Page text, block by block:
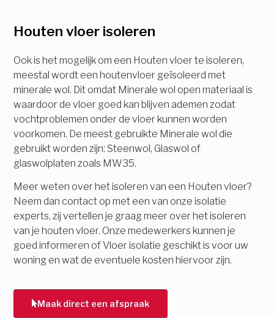
Houten vloer isoleren
Ook is het mogelijk om een Houten vloer te isoleren,
meestal wordt een houtenvloer geïsoleerd met
minerale wol. Dit omdat Minerale wol open materiaal is
waardoor de vloer goed kan blijven ademen zodat
vochtproblemen onder de vloer kunnen worden
voorkomen. De meest gebruikte Minerale wol die
gebruikt worden zijn: Steenwol, Glaswol of
glaswolplaten zoals MW35.
Meer weten over het isoleren van een Houten vloer?
Neem dan contact op met een van onze isolatie
experts, zij vertellen je graag meer over het isoleren
van je houten vloer. Onze medewerkers kunnen je
goed informeren of Vloer isolatie geschikt is voor uw
woning en wat de eventuele kosten hiervoor zijn.
Maak direct een afspraak